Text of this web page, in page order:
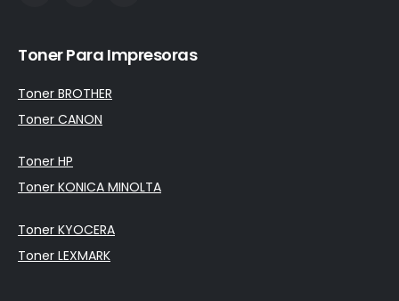
Toner Para Impresoras
Toner BROTHER
Toner CANON
Toner HP
Toner KONICA MINOLTA
Toner KYOCERA
Toner LEXMARK